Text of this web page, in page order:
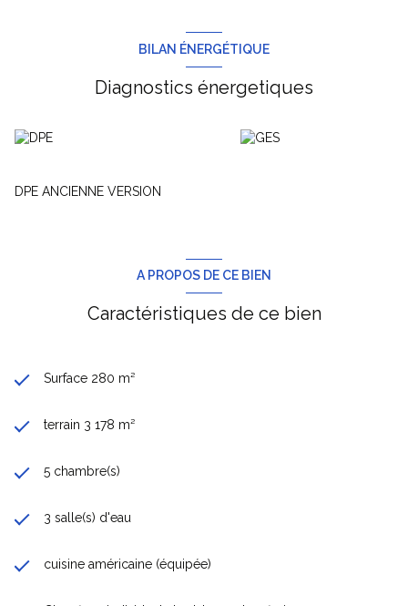
Au 1er étage 2 belles chambres, une salle d’eau, une grande
À l’étage inférieur vous trouverez de nombreux espaces de
rangement ainsi que des aménagements possibles pour une
vos envies.
nombreuses terrasses pour profiter de la course du soleil en
garage fermé, plusieurs places de stationnement, climatisation
pétanque, barbecue en pierre, tout à l'égout.
BILAN ÉNERGÉTIQUE
Diagnostics énergetiques
DPE ANCIENNE VERSION
A PROPOS DE CE BIEN
Caractéristiques de ce bien
Surface 280 m²
terrain 3 178 m²
5 chambre(s)
3 salle(s) d'eau
cuisine américaine (équipée)